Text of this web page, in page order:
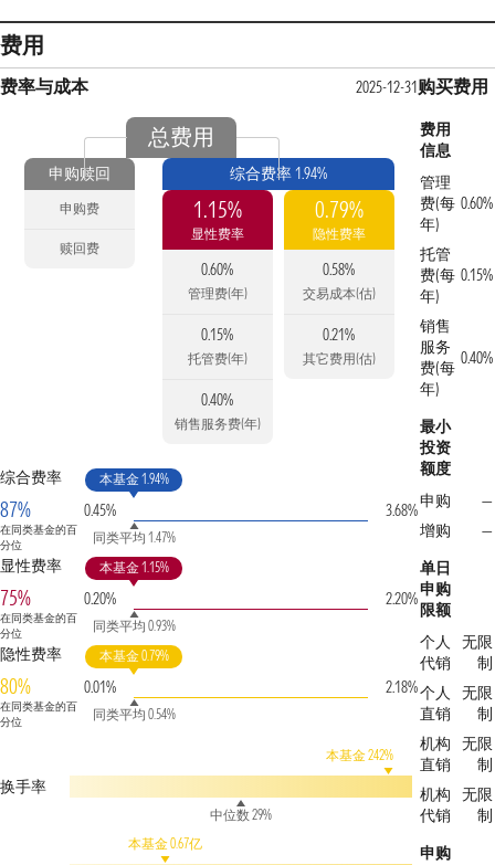
费用
费率与成本 2025-12-31
总费用
申购赎回
申购费
赎回费
综合费率 1.94%
1.15%
显性费率
0.60%
管理费(年)
0.15%
托管费(年)
0.40%
销售服务费(年)
0.79%
隐性费率
0.58%
交易成本(估)
0.21%
其它费用(估)
综合费率
87%
在同类基金的百
分位
0.45%
本基金 1.94%
同类平均 1.47%
3.68%
显性费率
75%
在同类基金的百
分位
0.20%
本基金 1.15%
同类平均 0.93%
2.20%
隐性费率
80%
在同类基金的百
分位
0.01%
本基金 0.79%
同类平均 0.54%
2.18%
换手率
本基金 242%
中位数 29%
本基金 0.67亿
购买费用
费用
信息
管理
费(每
年)
0.60%
托管
费(每
年)
0.15%
销售
服务
费(每
年)
0.40%
最小
投资
额度
申购
—
增购
—
单日
申购
限额
个人
代销
无限
制
个人
直销
无限
制
机构
直销
无限
制
机构
代销
无限
制
申购